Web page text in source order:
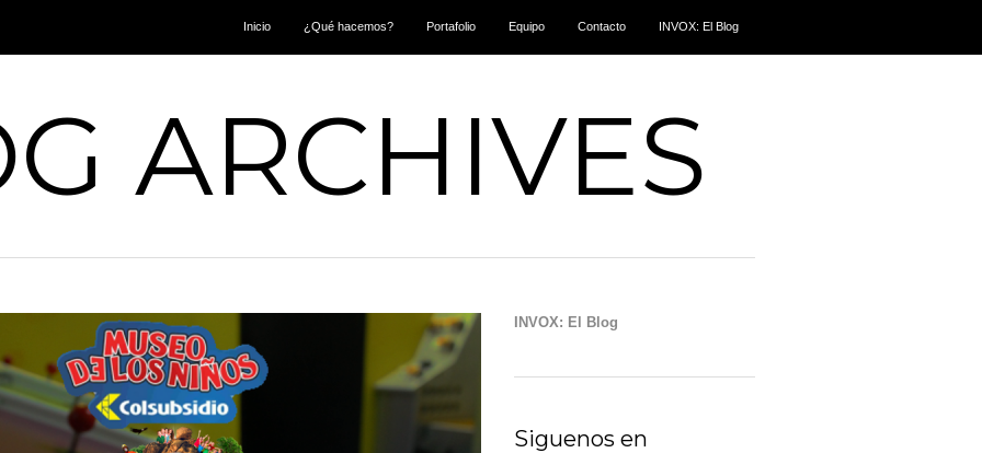
Inicio ¿Qué hacemos? Portafolio Equipo Contacto INVOX: El Blog
ARCHIVES
INVOX: El Blog
Siguenos en